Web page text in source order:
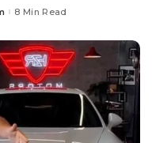
8 Min Read